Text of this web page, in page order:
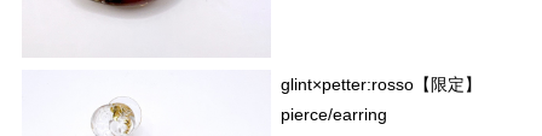
glint×petter:rosso【限定】
pierce/earring